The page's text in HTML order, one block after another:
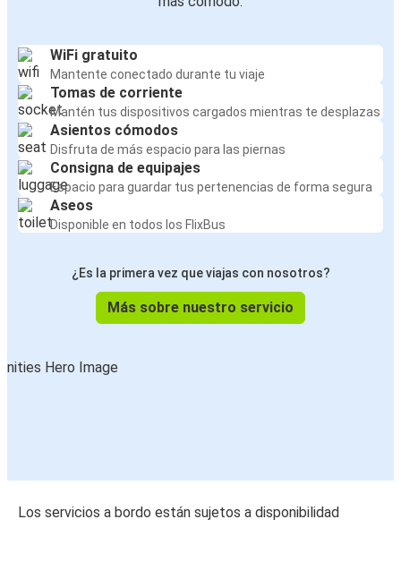
WiFi gratuito
Mantente conectado durante tu viaje
Tomas de corriente
Mantén tus dispositivos cargados mientras te desplazas
Asientos cómodos
Disfruta de más espacio para las piernas
Consigna de equipajes
Espacio para guardar tus pertenencias de forma segura
Aseos
Disponible en todos los FlixBus
¿Es la primera vez que viajas con nosotros?
Más sobre nuestro servicio
Los servicios a bordo están sujetos a disponibilidad